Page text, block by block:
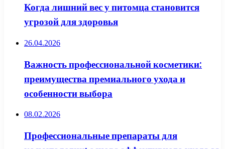
Когда лишний вес у питомца становится
угрозой для здоровья
26.04.2026
Важность профессиональной косметики:
преимущества премиального ухода и
особенности выбора
08.02.2026
Профессиональные препараты для